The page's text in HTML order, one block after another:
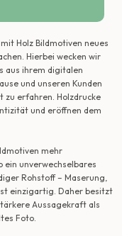
Holz Bildmotiven neues
Hierbei wecken wir
aus ihrem digitalen
und unseren Kunden
zu erfahren. Holzdrucke
und eröffnen dem
mehr
ein unverwechselbares
Rohstoff – Maserung,
einzigartig. Daher besitzt
Aussagekraft als
Foto.